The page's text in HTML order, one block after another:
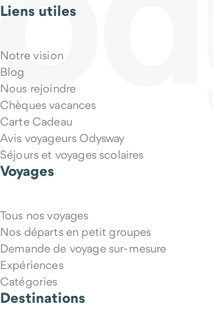
Qu'est-ce qui est inclus dans le prix du voyage ?
Puis-je annuler mon voyage si mes projets changent ?
Liens utiles
Notre vision
Blog
Nous rejoindre
Chèques vacances
Carte Cadeau
Avis voyageurs Odysway
Séjours et voyages scolaires
Voyages
Tous nos voyages
Nos départs en petit groupes
Demande de voyage sur-mesure
Expériences
Catégories
Destinations